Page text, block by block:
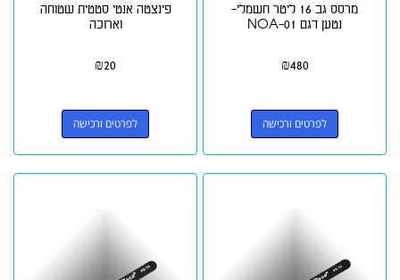
מרסס גב 16 ליטר חשמלי-
נטען דגם NOA-01
₪480
לפרטים ורכישה
פינצטה אנטי סטטית שטוחה
וארוכה
₪20
לפרטים ורכישה